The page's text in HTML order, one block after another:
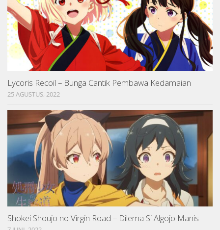
Lycoris Recoil – Bunga Cantik Pembawa Kedamaian
25 AGUSTUS, 2022
Shokei Shoujo no Virgin Road – Dilema Si Algojo Manis